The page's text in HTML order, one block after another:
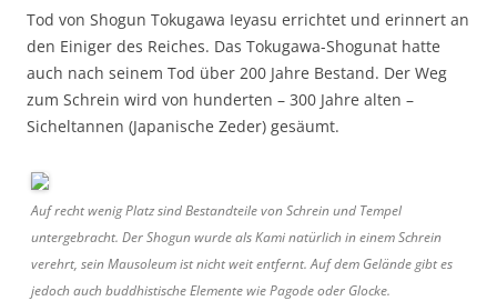
Tod von Shogun Tokugawa Ieyasu errichtet und erinnert an
den Einiger des Reiches. Das Tokugawa-Shogunat hatte
auch nach seinem Tod über 200 Jahre Bestand. Der Weg
zum Schrein wird von hunderten – 300 Jahre alten –
Sicheltannen (Japanische Zeder) gesäumt.
Auf recht wenig Platz sind Bestandteile von Schrein und Tempel
untergebracht. Der Shogun wurde als Kami natürlich in einem Schrein
verehrt, sein Mausoleum ist nicht weit entfernt. Auf dem Gelände gibt es
jedoch auch buddhistische Elemente wie Pagode oder Glocke.